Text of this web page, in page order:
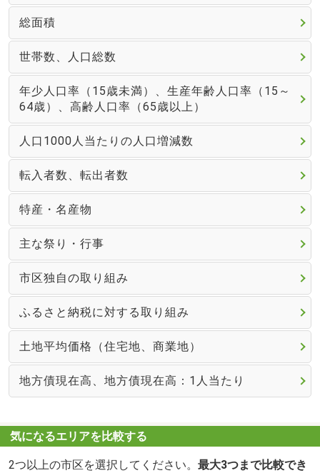
総面積
世帯数、人口総数
年少人口率（15歳未満）、生産年齢人口率（15～
64歳）、高齢人口率（65歳以上）
人口1000人当たりの人口増減数
転入者数、転出者数
特産・名産物
主な祭り・行事
市区独自の取り組み
ふるさと納税に対する取り組み
土地平均価格（住宅地、商業地）
地方債現在高、地方債現在高：1人当たり
気になるエリアを比較する
2つ以上の市区を選択してください。 最大3つまで比較でき